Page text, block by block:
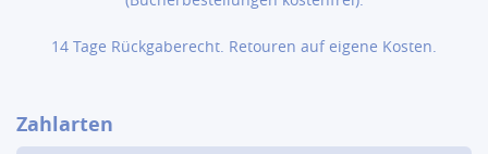
14 Tage Rückgaberecht. Retouren auf eigene Kosten.
Zahlarten